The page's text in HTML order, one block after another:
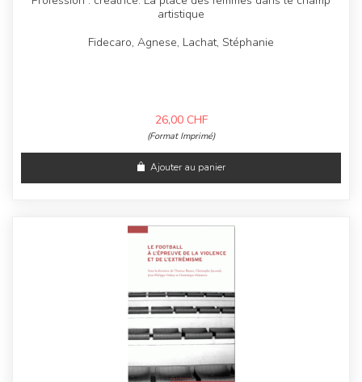
artistique
Fidecaro, Agnese, Lachat, Stéphanie
26,00 CHF
(Format Imprimé)
Ajouter au panier